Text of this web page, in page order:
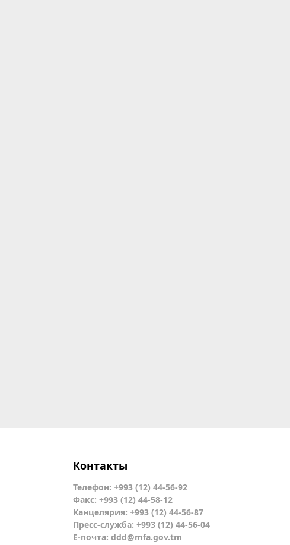
Контакты
Телефон: +993 (12) 44-56-92
Факс: +993 (12) 44-58-12
Канцелярия: +993 (12) 44-56-87
Пресс-служба: +993 (12) 44-56-04
Е-почта: ddd@mfa.gov.tm